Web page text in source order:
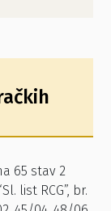
65 stav 2
list RCG”, br.